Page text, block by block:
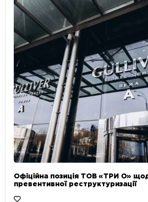
Офіційна позиція ТОВ «ТРИ О»
превентивної реструктуризації